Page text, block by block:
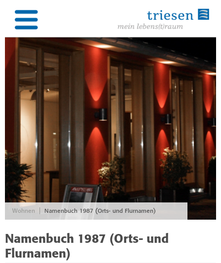
Wohnen Namenbuch 1987 (Orts- und Flurnamen)
Namenbuch 1987 (Orts- und
Flurnamen)